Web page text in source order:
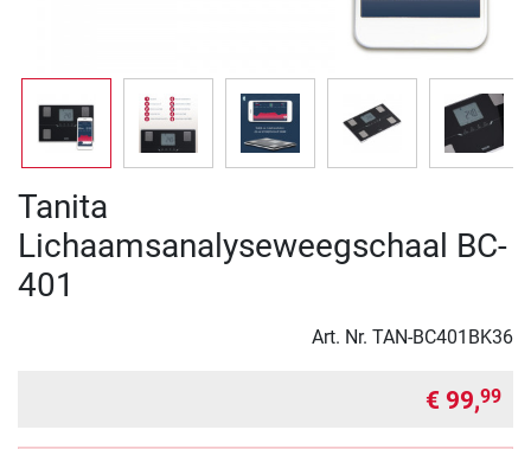
Tanita
Lichaamsanalyseweegschaal BC-
401
Art. Nr. TAN-BC401BK36
€ 99,99